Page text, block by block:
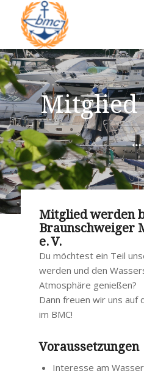
Mitglied
Mitglied werden
Braunschweiger
e. V.
Du möchtest ein Teil
werden und den
Atmosphäre genießen?
Dann freuen wir uns auf
im BMC!
Voraussetzungen
Interesse am